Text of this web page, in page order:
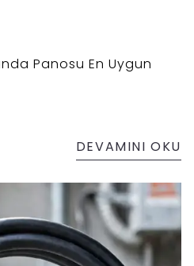
Panosu En Uygun
DEVAMINI OKU